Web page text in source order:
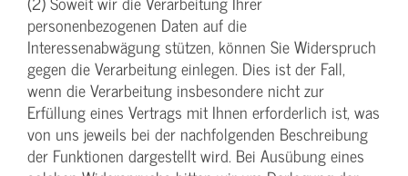
personenbezogenen Daten auf die
Interessenabwägung stützen, können Sie Widerspruch
gegen die Verarbeitung einlegen. Dies ist der Fall,
wenn die Verarbeitung insbesondere nicht zur
Erfüllung eines Vertrags mit Ihnen erforderlich ist, was
von uns jeweils bei der nachfolgenden Beschreibung
der Funktionen dargestellt wird. Bei Ausübung eines